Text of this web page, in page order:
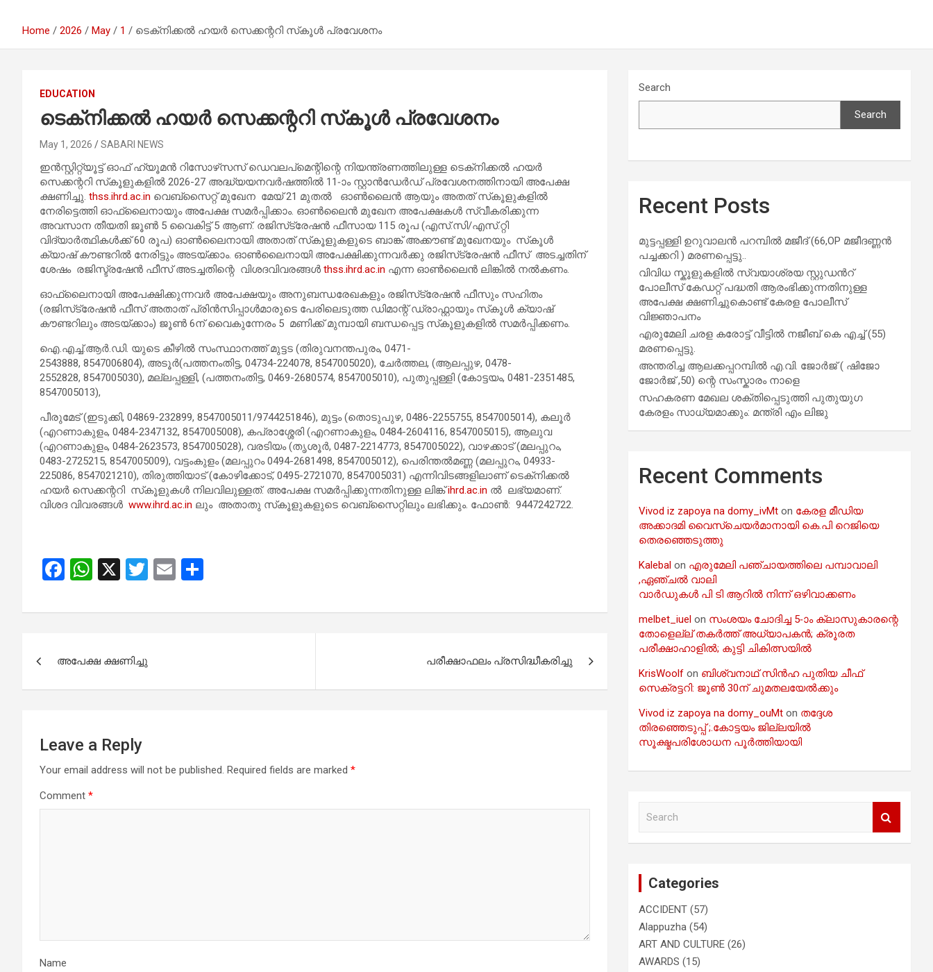
Home 2026 May 1 ടെക്‌നിക്കൽ ഹയർ സെക്കന്ററി സ്‌കൂൾ പ്രവേശനം
EDUCATION
ടെക്‌നിക്കൽ ഹയർ സെക്കന്ററി സ്‌കൂൾ പ്രവേശനം
May 1, 2026 SABARI NEWS
ഇൻസ്റ്റിറ്റ്യൂട്ട് ഓഫ് ഹ്യൂമൻ റിസോഴ്‌സസ് ഡെവലപ്‌മെന്റിന്റെ നിയന്ത്രണത്തിലുള്ള ടെക്‌നിക്കൽ ഹയർ
സെക്കന്ററി സ്‌കൂളുകളിൽ 2026-27 അദ്ധ്യയനവർഷത്തിൽ 11-ാം സ്റ്റാൻഡേർഡ് പ്രവേശനത്തിനായി അപേക്ഷ
ക്ഷണിച്ചു. thss.ihrd.ac.in വെബ്‌സൈറ്റ് മുഖേന മേയ് 21 മുതൽ ഓൺലൈൻ ആയും അതത് സ്‌കൂളുകളിൽ
നേരിട്ടെത്തി ഓഫ്‌ലൈനായും അപേക്ഷ സമർപ്പിക്കാം. ഓൺലൈൻ മുഖേന അപേക്ഷകൾ സ്വീകരിക്കുന്ന
അവസാന തീയതി ജൂൺ 5 വൈകിട്ട് 5 ആണ്. രജിസ്‌ട്രേഷൻ ഫീസായ 115 രൂപ (എസ്.സി/എസ്.റ്റി
വിദ്യാർത്ഥികൾക്ക് 60 രൂപ) ഓൺലൈനായി അതാത് സ്‌കൂളുകളുടെ ബാങ്ക് അക്കൗണ്ട് മുഖേനയും സ്‌കൂൾ
ക്യാഷ് കൗണ്ടറിൽ നേരിട്ടും അടയ്ക്കാം. ഓൺലൈനായി അപേക്ഷിക്കുന്നവർക്കു രജിസ്‌ട്രേഷൻ ഫീസ് അടച്ചതിന്
ശേഷം രജിസ്ട്രഷേൻ ഫീസ് അടച്ചതിന്റെ വിശദവിവരങ്ങൾ thss.ihrd.ac.in എന്ന ഓൺലൈൻ ലിങ്കിൽ നൽകണം.
ഓഫ്‌ലൈനായി അപേക്ഷിക്കുന്നവർ അപേക്ഷയും അനുബന്ധരേഖകളും രജിസ്‌ട്രേഷൻ ഫീസും സഹിതം
(രജിസ്‌ട്രേഷൻ ഫീസ് അതാത് പ്രിൻസിപ്പാൾമാരുടെ പേരിലെടുത്ത ഡിമാന്റ് ഡ്രാഫ്റ്റായും സ്‌കൂൾ ക്യാഷ്
കൗണ്ടറിലും അടയ്ക്കാം) ജൂൺ 6ന് വൈകുന്നേരം 5 മണിക്ക് മുമ്പായി ബന്ധപ്പെട്ട സ്‌കൂളുകളിൽ സമർപ്പിക്കണം.
ഐ.എച്ച്.ആർ.ഡി. യുടെ കീഴിൽ സംസ്ഥാനത്ത് മുട്ടട (തിരുവനന്തപുരം, 0471-
2543888, 8547006804), അടൂർ(പത്തനംതിട്ട, 04734-224078, 8547005020), ചേർത്തല, (ആലപ്പുഴ, 0478-
2552828, 8547005030), മല്ലപ്പള്ളി, (പത്തനംതിട്ട, 0469-2680574, 8547005010), പുതുപ്പള്ളി (കോട്ടയം, 0481-2351485,
8547005013),
പീരുമേട് (ഇടുക്കി, 04869-232899, 8547005011/9744251846), മുട്ടം (തൊടുപുഴ, 0486-2255755, 8547005014), കലൂർ
(എറണാകുളം, 0484-2347132, 8547005008), കപ്രാശ്ശേരി (എറണാകുളം, 0484-2604116, 8547005015), ആലുവ
(എറണാകുളം, 0484-2623573, 8547005028), വരടിയം (തൃശൂർ, 0487-2214773, 8547005022), വാഴക്കാട് (മലപ്പുറം,
0483-2725215, 8547005009), വട്ടംകുളം (മലപ്പുറം 0494-2681498, 8547005012), പെരിന്തൽമണ്ണ (മലപ്പുറം, 04933-
225086, 8547021210), തിരുത്തിയാട് (കോഴിക്കോട്, 0495-2721070, 8547005031) എന്നിവിടങ്ങളിലാണ് ടെക്‌നിക്കൽ
ഹയർ സെക്കന്ററി സ്‌കൂളുകൾ നിലവിലുള്ളത്. അപേക്ഷ സമർപ്പിക്കുന്നതിനുള്ള ലിങ്ക്ihrd.ac.in ൽ ലഭ്യമാണ്.
വിശദ വിവരങ്ങൾ www.ihrd.ac.in ലും അതാതു സ്‌കൂളുകളുടെ വെബ്‌സൈറ്റിലും ലഭിക്കും. ഫോൺ: 9447242722.
F
ce
o
W
at
A
X
T
tt
E
ail ar
അപേക്ഷ ക്ഷണിച്ചു പരീക്ഷാഫലം പ്രസിദ്ധീകരിച്ചു
Leave a Reply
Your email address will not be published. Required fields are marked *
Comment *
Name
Search
Search
Recent Posts
മുട്ടപ്പള്ളി ഉറുവാലൻ പറമ്പിൽ മജീദ് (66,OP മജീദണ്ണൻ
പച്ചക്കറി ) മരണപ്പെട്ടു..
വിവിധ സ്കൂളുകളില്‍ സ്വയാശ്രയ സ്റ്റുഡന്‍റ്
പോലീസ് കേഡറ്റ് പദ്ധതി ആരംഭിക്കുന്നതിനുള്ള
അപേക്ഷ ക്ഷണിച്ചുകൊണ്ട് കേരള പോലീസ്
വിജ്ഞാപനം
എരുമേലി ചരള കരോട്ട് വീട്ടിൽ നജീബ് കെ എച്ച് (55)
മരണപ്പെട്ടു.
അന്തരിച്ച ആ​ല​ക്ക​പ്പ​റമ്പിൽ​ എ.​വി. ജോ​ർ​ജ് ( ഷിജോ
ജോർജ് ,50) ന്റെ സംസ്കാരം നാളെ
സഹകരണ മേഖല ശക്തിപ്പെടുത്തി പുതുയുഗ
കേരളം സാധ്യമാക്കും: മന്ത്രി എം ലിജു
Recent Comments
Vivod iz zapoya na domy_ivMt on കേരള മീഡിയ
അക്കാദമി വൈസ്ചെയർമാനായി കെ.പി റെജിയെ
തെരഞ്ഞെടുത്തു
Kalebal on എരുമേലി പഞ്ചായത്തിലെ പമ്പാവാലി
,ഏഞ്ചൽ വാലി
വാർഡുകൾ പി ടി ആറിൽ നിന്ന് ഒഴിവാക്കണം
melbet_iuel on സംശയം ചോദിച്ച 5-ാം ക്ലാസുകാരന്റെ
തോളെല്ല് തകർത്ത് അധ്യാപകൻ; ക്രൂരത
പരീക്ഷാഹാളിൽ; കുട്ടി ചികിത്സയിൽ
KrisWoolf on ബിശ്വനാഥ് സിൻഹ പുതിയ ചീഫ്
സെക്രട്ടറി: ജൂൺ 30ന് ചുമതലയേൽക്കും
Vivod iz zapoya na domy_ouMt on തദ്ദേശ
തിരഞ്ഞെടുപ്പ് ;.കോട്ടയം ജില്ലയിൽ
സൂക്ഷ്മപരിശോധന പൂർത്തിയായി
Categories
ACCIDENT (57)
Alappuzha (54)
ART AND CULTURE (26)
AWARDS (15)